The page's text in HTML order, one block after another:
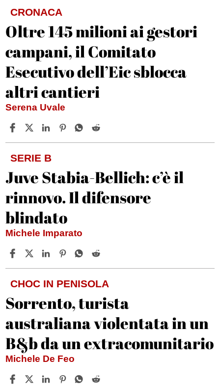
CRONACA
Oltre 145 milioni ai gestori
campani, il Comitato
Esecutivo dell’Eic sblocca
altri cantieri
Serena Uvale
SERIE B
Juve Stabia-Bellich: c’è il
rinnovo. Il difensore
blindato
Michele Imparato
CHOC IN PENISOLA
Sorrento, turista
australiana violentata in un
B&b da un extracomunitario
Michele De Feo